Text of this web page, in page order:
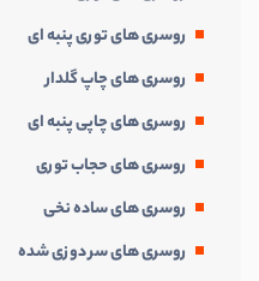
روسری های توری پنبه ای
روسری های چاپ گلدار
روسری های چاپی پنبه ای
روسری های حجاب توری
روسری های ساده نخی
روسری های سر دوزی شده